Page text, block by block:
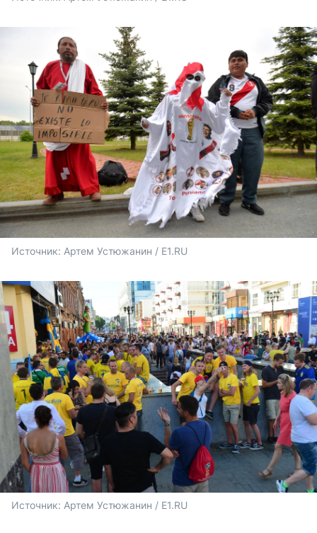
Источник: Артем Устюжанин / E1.RU
Источник: Артем Устюжанин / E1.RU